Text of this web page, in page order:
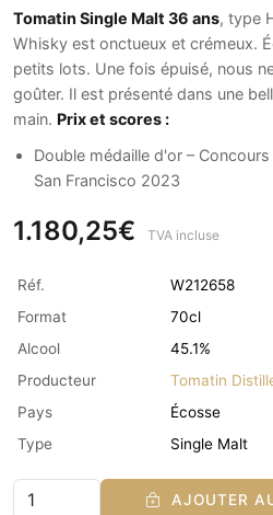
Tomatin Single Malt 36 ans, type
Whisky est onctueux et crémeux.
petits lots. Une fois épuisé, nous
goûter. Il est présenté dans une
main. Prix et scores :
Double médaille d'or –
San Francisco 2023
1.180,25€ TVA incluse
Réf.
W212658
Format
70cl
Alcool
45.1%
Producteur
Tomatin
Pays
Écosse
Type
Single Malt
AJOUTER